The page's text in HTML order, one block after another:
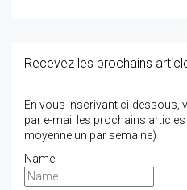
Recevez les prochains
En vous inscrivant ci-dessous,
par e-mail les prochains
moyenne un par semaine)
Name